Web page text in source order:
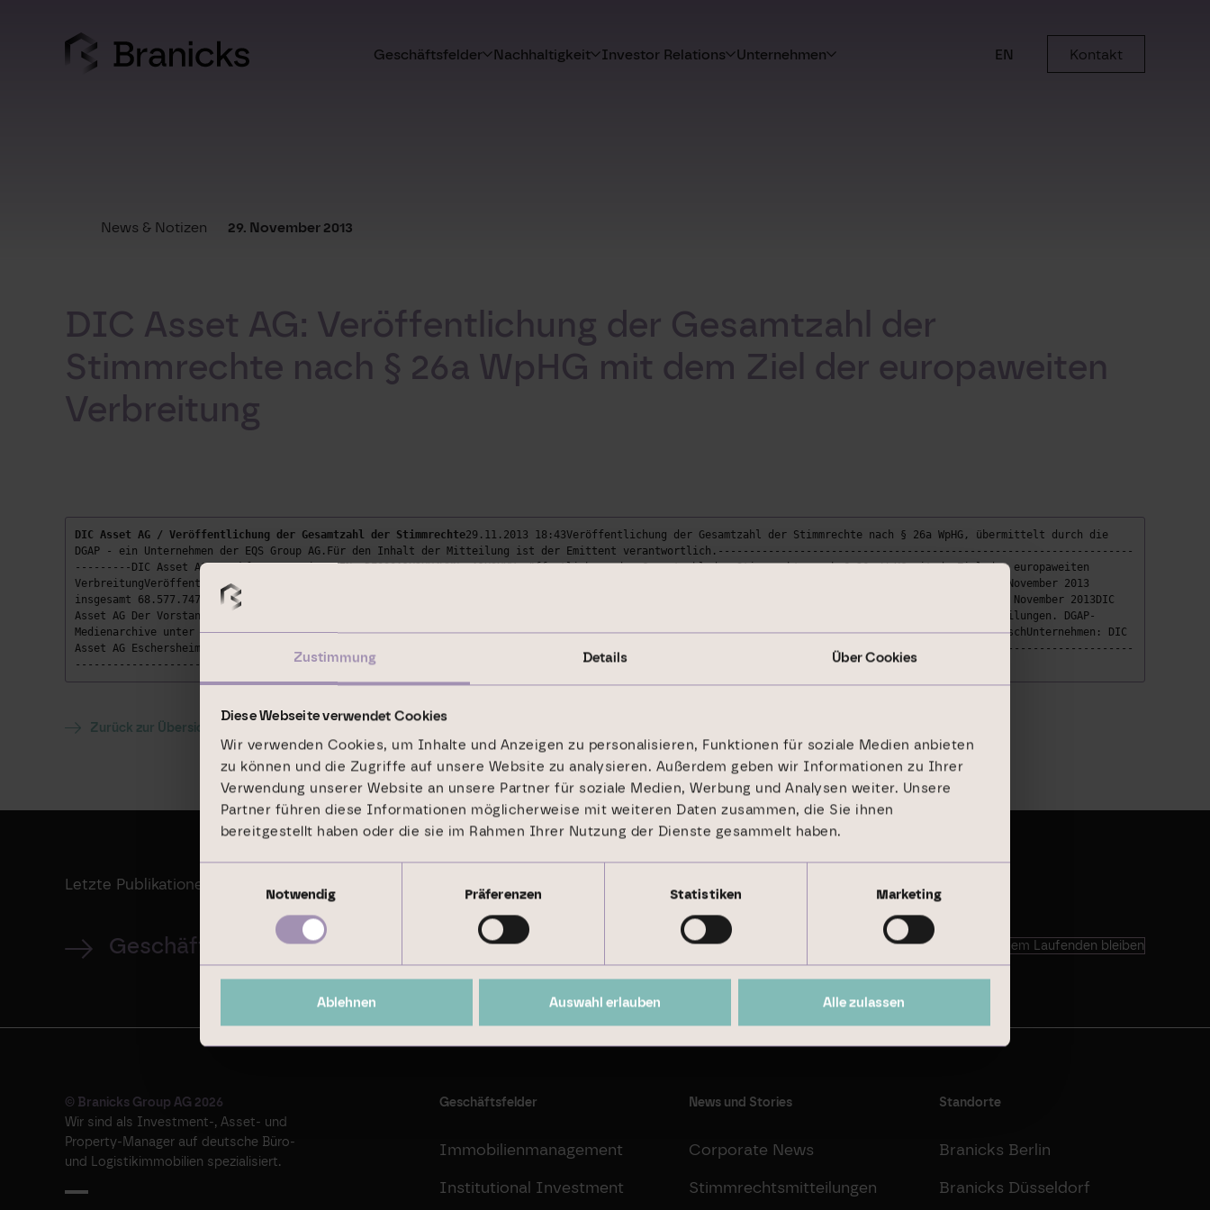
Zustimmung Details Über Cookies
Diese Webseite verwendet Cookies
Wir verwenden Cookies, um Inhalte und Anzeigen zu personalisieren, Funktionen für soziale Medien anbieten
zu können und die Zugriffe auf unsere Website zu analysieren. Außerdem geben wir Informationen zu Ihrer
Verwendung unserer Website an unsere Partner für soziale Medien, Werbung und Analysen weiter. Unsere
Partner führen diese Informationen möglicherweise mit weiteren Daten zusammen, die Sie ihnen
bereitgestellt haben oder die sie im Rahmen Ihrer Nutzung der Dienste gesammelt haben.
Notwendig
Präferenzen Statistiken Marketing
Ablehnen Auswahl erlauben Alle zulassen
Geschäftsfelder Nachhaltigkeit Investor Relations Unternehmen EN Kontakt
News & Notizen 29. November 2013
DIC Asset AG: Veröffentlichung der Gesamtzahl der
Stimmrechte nach § 26a WpHG mit dem Ziel der europaweiten
Verbreitung
DIC Asset AG / Veröffentlichung der Gesamtzahl der Stimmrechte29.11.2013 18:43Veröffentlichung der Gesamtzahl der Stimmrechte nach § 26a WpHG, übermittelt durch die
DGAP - ein Unternehmen der EQS Group AG.Für den Inhalt der Mitteilung ist der Emittent verantwortlich.------------------------------------------------------------------
---------DIC Asset AG Frankfurt am Main ISIN: DE000A1X3XX4WKN: A1X3XXVeröffentlichung der Gesamtzahl der Stimmrechte nach § 26a WpHG mit demZiel der europaweiten
VerbreitungVeröffentlichung der Gesamtzahl der StimmrechteHiermit teilt die DIC Asset AG mit, dass die Gesamtzahl der Stimmrechte amEnde des Monats November 2013
insgesamt 68.577.747 Stimmrechte beträgt. DieVeränderung der Gesamtzahl der Stimmrechte ist seit dem 27. November 2013wirksam.Frankfurt am Main, 29. November 2013DIC
Asset AG Der Vorstand29.11.2013 Die DGAP Distributionsservices umfassen gesetzliche Meldepflichten, Corporate News/Finanznachrichten und Pressemitteilungen. DGAP-
Medienarchive unter www.dgap-medientreff.de und www.dgap.de--------------------------------------------------------------------------- Sprache: DeutschUnternehmen: DIC
Asset AG Eschersheimer Landstr. 223 60320 Frankfurt DeutschlandInternet: www.dic-asset.de Ende der Mitteilung DGAP News-Service ----------------------------------------
-----------------------------------
Zurück zur Übersicht
Letzte Publikationen
Geschäftsbericht 2024 Nachhaltigkeitsbericht 2024 Auf dem Laufenden bleiben
© Branicks Group AG 2026
Wir sind als ­Investment-, ­Asset- und
­Property-Manager auf deutsche ­Büro-
und Logistikimmobilien spezialisiert.
Geschäftsfelder
Immobilienmanagement
Institutional Investment
News und Stories
Corporate News
Stimmrechtsmitteilungen
Standorte
Branicks Berlin
Branicks Düsseldorf